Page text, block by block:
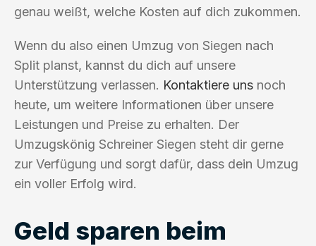
genau weißt, welche Kosten auf dich zukommen.
Wenn du also einen Umzug von Siegen nach
Split planst, kannst du dich auf unsere
Unterstützung verlassen. Kontaktiere uns noch
heute, um weitere Informationen über unsere
Leistungen und Preise zu erhalten. Der
Umzugskönig Schreiner Siegen steht dir gerne
zur Verfügung und sorgt dafür, dass dein Umzug
ein voller Erfolg wird.
Geld sparen beim